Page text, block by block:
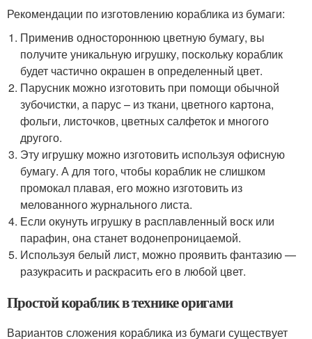
Рекомендации по изготовлению кораблика из бумаги:
Применив одностороннюю цветную бумагу, вы
получите уникальную игрушку, поскольку кораблик
будет частично окрашен в определенный цвет.
Парусник можно изготовить при помощи обычной
зубочистки, а парус – из ткани, цветного картона,
фольги, листочков, цветных салфеток и многого
другого.
Эту игрушку можно изготовить используя офисную
бумагу. А для того, чтобы кораблик не слишком
промокал плавая, его можно изготовить из
мелованного журнального листа.
Если окунуть игрушку в расплавленный воск или
парафин, она станет водонепроницаемой.
Используя белый лист, можно проявить фантазию —
разукрасить и раскрасить его в любой цвет.
Простой кораблик в технике оригами
Вариантов сложения кораблика из бумаги существует